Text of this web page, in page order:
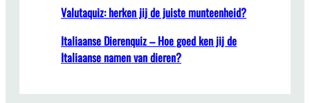
Valutaquiz: herken jij de juiste munteenheid?
Italiaanse Dierenquiz – Hoe goed ken jij de
Italiaanse namen van dieren?